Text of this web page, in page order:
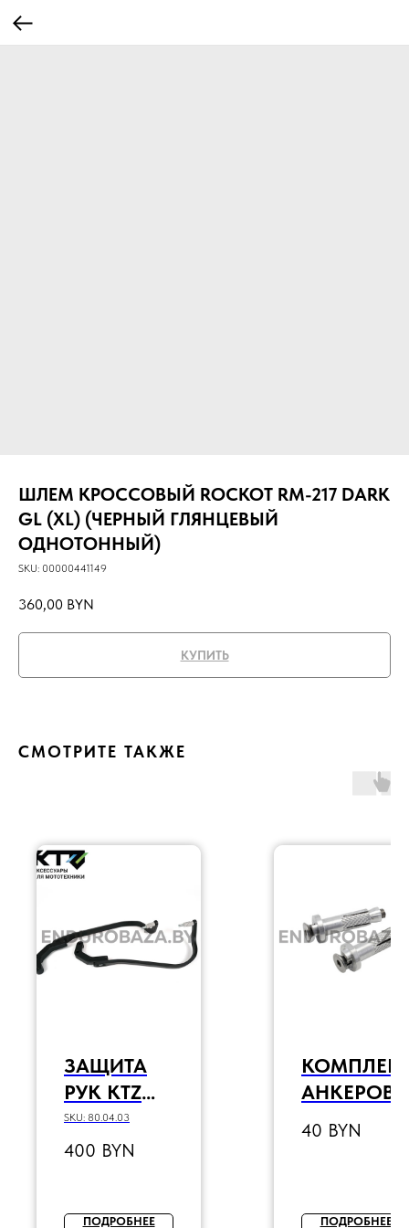
ШЛЕМ КРОССОВЫЙ ROCKOT RM-217 DARK
GL (XL) (ЧЕРНЫЙ ГЛЯНЦЕВЫЙ
ОДНОТОННЫЙ)
SKU: 00000441149
360,00 BYN
КУПИТЬ
СМОТРИТЕ ТАКЖЕ
ЗАЩИТА
РУК KTZ
(ЧЕРНЫЙ)
SKU: 80.04.03
400 BYN
ПОДРОБНЕЕ
АНКЕРОВ
КРЕПЛЕНИ
Я ЗАЩИТЫ
40 BYN
ПОДРОБНЕЕ